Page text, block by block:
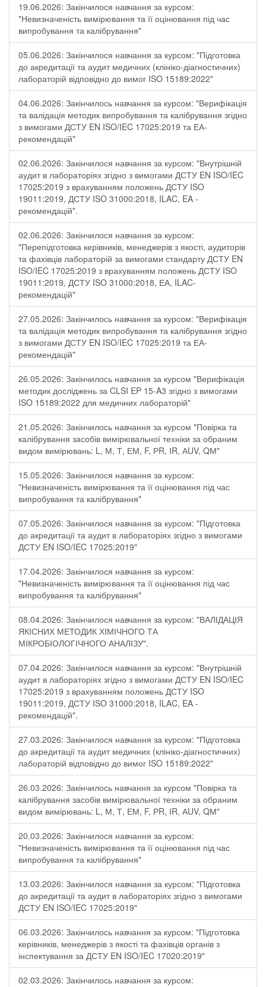
19.06.2026: Закінчилося навчання за курсом:
"Невизначеність вимірювання та її оцінювання під час
випробування та калібрування"
05.06.2026: Закінчилося навчання за курсом: "Підготовка
до акредитації та аудит медичних (клініко-діагностичних)
лабораторій відповідно до вимог ISO 15189:2022"
04.06.2026: Закінчилось навчання за курсом: "Верифікація
та валідація методик випробування та калібрування згідно
з вимогами ДСТУ EN ISO/IEC 17025:2019 та ЕА-
рекомендацій"
02.06.2026: Закінчилося навчання за курсом: "Внутрішній
аудит в лабораторіях згідно з вимогами ДСТУ EN ISO/IEC
17025:2019 з врахуванням положень ДСТУ ISO
19011:2019, ДСТУ ISO 31000:2018, ILAC, EA -
рекомендацій".
02.06.2026: Закінчилося навчання за курсом:
"Перепідготовка керівників, менеджерів з якості, аудиторів
та фахівців лабораторій за вимогами стандарту ДСТУ EN
ISO/IEC 17025:2019 з врахуванням положень ДСТУ ISO
19011:2019, ДСТУ ISO 31000:2018, ЕА, ILAC-
рекомендацій"
27.05.2026: Закінчилось навчання за курсом: "Верифікація
та валідація методик випробування та калібрування згідно
з вимогами ДСТУ EN ISO/IEC 17025:2019 та ЕА-
рекомендацій"
26.05.2026: Закінчилось навчання за курсом "Верифікація
методик досліджень за CLSI EP 15-A3 згідно з вимогами
ISO 15189:2022 для медичних лабораторій"
21.05.2026: Закінчилось навчання за курсом "Повірка та
калібрування засобів вимірювальної техніки за обраним
видом вимірювань: L, М, Т, ЕМ, F, РR, ІR, АUV, QМ"
15.05.2026: Закінчилося навчання за курсом:
"Невизначеність вимірювання та її оцінювання під час
випробування та калібрування"
07.05.2026: Закінчилося навчання за курсом: "Підготовка
до акредитації та аудит в лабораторіях згідно з вимогами
ДСТУ EN ISO/IEC 17025:2019"
17.04.2026: Закінчилося навчання за курсом:
"Невизначеність вимірювання та її оцінювання під час
випробування та калібрування"
08.04.2026: Закінчилося навчання за курсом: "ВАЛІДАЦІЯ
ЯКІСНИХ МЕТОДИК ХІМІЧНОГО ТА
МІКРОБІОЛОГІЧНОГО АНАЛІЗУ".
07.04.2026: Закінчилося навчання за курсом: "Внутрішній
аудит в лабораторіях згідно з вимогами ДСТУ EN ISO/IEC
17025:2019 з врахуванням положень ДСТУ ISO
19011:2019, ДСТУ ISO 31000:2018, ILAC, EA -
рекомендацій".
27.03.2026: Закінчилося навчання за курсом: "Підготовка
до акредитації та аудит медичних (клініко-діагностичних)
лабораторій відповідно до вимог ISO 15189:2022"
26.03.2026: Закінчилось навчання за курсом "Повірка та
калібрування засобів вимірювальної техніки за обраним
видом вимірювань: L, М, Т, ЕМ, F, РR, ІR, АUV, QМ"
20.03.2026: Закінчилося навчання за курсом:
"Невизначеність вимірювання та її оцінювання під час
випробування та калібрування"
13.03.2026: Закінчилося навчання за курсом: "Підготовка
до акредитації та аудит в лабораторіях згідно з вимогами
ДСТУ EN ISO/IEC 17025:2019"
06.03.2026: Закінчилось навчання за курсом: "Підготовка
керівників, менеджерів з якості та фахівців органів з
інспектування за ДСТУ EN ISO/IEC 17020:2019"
02.03.2026: Закінчилось навчання за курсом: